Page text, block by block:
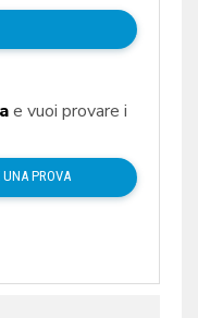
e vuoi provare i
UNA PROVA